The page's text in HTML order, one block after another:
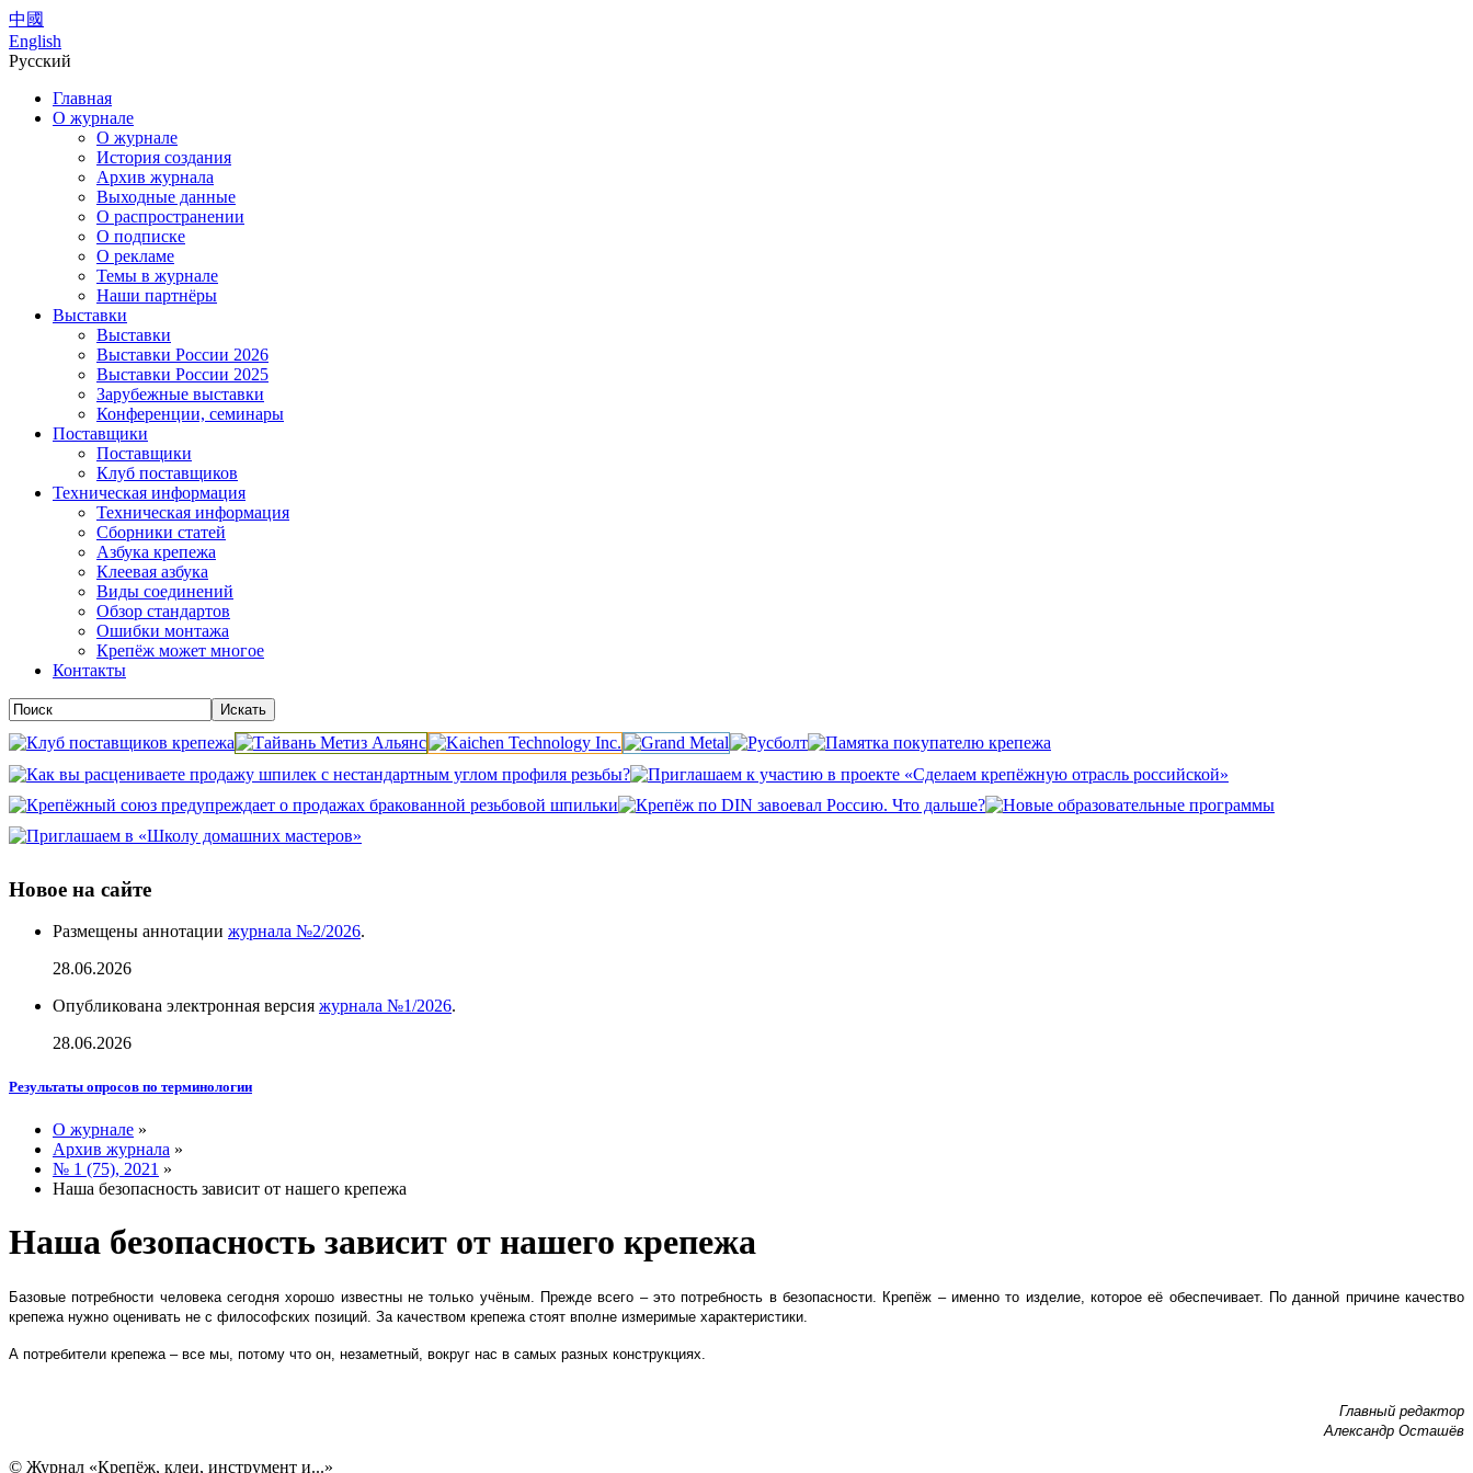
中國
English
Русский
Главная
О журнале
О журнале
История создания
Архив журнала
Выходные данные
О распространении
О подписке
О рекламе
Темы в журнале
Наши партнёры
Выставки
Выставки
Выставки России 2026
Выставки России 2025
Зарубежные выставки
Конференции, семинары
Поставщики
Поставщики
Клуб поставщиков
Техническая информация
Техническая информация
Сборники статей
Азбука крепежа
Клеевая азбука
Виды соединений
Обзор стандартов
Ошибки монтажа
Крепёж может многое
Контакты
Новое на сайте
Размещены аннотации журнала №2/2026.
28.06.2026
Опубликована электронная версия журнала №1/2026.
28.06.2026
Результаты опросов по терминологии
О журнале »
Архив журнала »
№ 1 (75), 2021 »
Наша безопасность зависит от нашего крепежа
Наша безопасность зависит от нашего крепежа
Базовые потребности человека сегодня хорошо известны не только учёным. Прежде всего – это потребность в безопасности. Крепёж – именно то изделие, которое её обеспечивает. По данной причине качество
крепежа нужно оценивать не с философских позиций. За качеством крепежа стоят вполне измеримые характеристики.
А потребители крепежа – все мы, потому что он, незаметный, вокруг нас в самых разных конструкциях.
Главный редактор
Александр Осташёв
© Журнал «Крепёж, клеи, инструмент и...»